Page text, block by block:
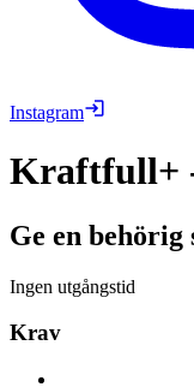
Instagram
Kraftfull+
Ge en
Ingen utgångstid
Krav